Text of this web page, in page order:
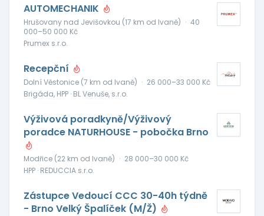
AUTOMECHANIK
Hrušovany nad Jevišovkou (17 km od Ivaně) · 40
000–50 000 Kč
Prumex s.r.o.
Recepční
Dolní Věstonice (7 km od Ivaně) · 26 000–33 000 Kč
Brigáda, HPP · BL Venuše, s.r.o.
Výživová poradkyně/Výživový
poradce NATURHOUSE - pobočka Brno
Modřice (22 km od Ivaně) · 28 000–30 000 Kč
HPP · REDUCCIA s.r.o.
Zástupce Vedoucí CCC 30-40h týdně
- Brno Velký Špalíček (M/Ž)